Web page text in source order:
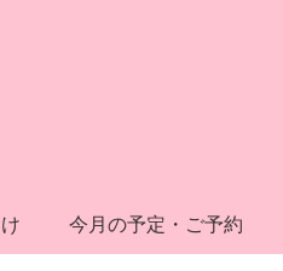
今月の予定・ご予約